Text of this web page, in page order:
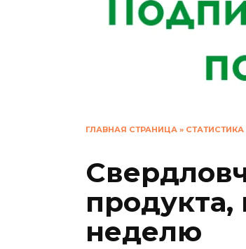
ГЛАВНАЯ СТРАНИЦА » СТАТИСТИКА
неделю